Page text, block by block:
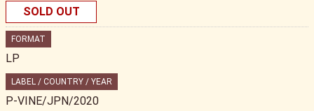
SOLD OUT
FORMAT
LP
LABEL / COUNTRY / YEAR
P-VINE/JPN/2020